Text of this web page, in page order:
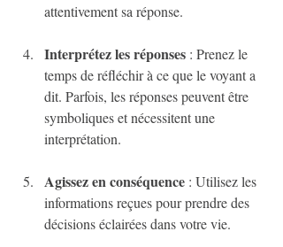
attentivement sa réponse.
Interprétez les réponses : Prenez le
temps de réfléchir à ce que le voyant a
dit. Parfois, les réponses peuvent être
symboliques et nécessitent une
interprétation.
Agissez en conséquence : Utilisez les
informations reçues pour prendre des
décisions éclairées dans votre vie.